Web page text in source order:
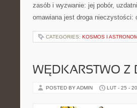
zasób i wyzwanie: jej pobór,
omawiana jest droga nieczystości:
CATEGORIES: KOSMOS I
WĘDKARSTWO Z
POSTED BY ADMIN LUT - 25 -